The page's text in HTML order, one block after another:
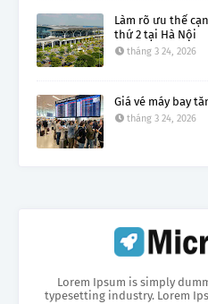
Làm rõ ưu thế
thứ 2 tại Hà Nội
tháng 3 24, 2026
Giá vé máy bay
tháng 3 24, 2026
Lorem Ipsum is simply
typesetting industry. Lorem